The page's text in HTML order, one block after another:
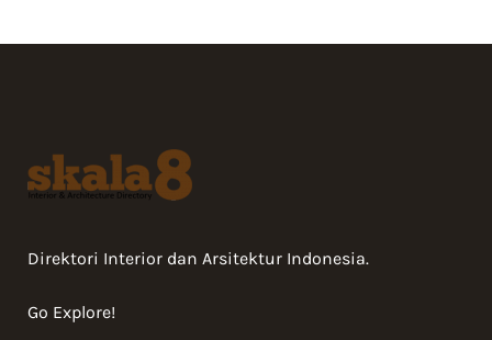
Direktori Interior dan Arsitektur Indonesia.
Go Explore!